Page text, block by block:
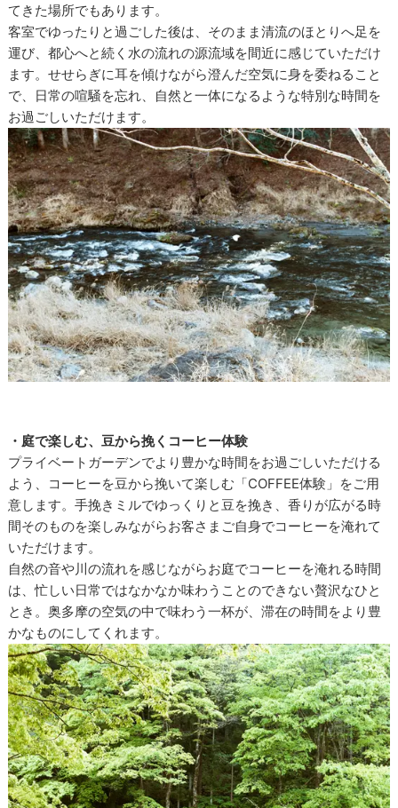
てきた場所でもあります。
客室でゆったりと過ごした後は、そのまま清流のほとりへ足を
運び、都心へと続く水の流れの源流域を間近に感じていただけ
ます。せせらぎに耳を傾けながら澄んだ空気に身を委ねること
で、日常の喧騒を忘れ、自然と一体になるような特別な時間を
お過ごしいただけます。
・庭で楽しむ、豆から挽くコーヒー体験
プライベートガーデンでより豊かな時間をお過ごしいただける
よう、コーヒーを豆から挽いて楽しむ「COFFEE体験」をご用
意します。手挽きミルでゆっくりと豆を挽き、香りが広がる時
間そのものを楽しみながらお客さまご自身でコーヒーを淹れて
いただけます。
自然の音や川の流れを感じながらお庭でコーヒーを淹れる時間
は、忙しい日常ではなかなか味わうことのできない贅沢なひと
とき。奥多摩の空気の中で味わう一杯が、滞在の時間をより豊
かなものにしてくれます。